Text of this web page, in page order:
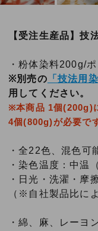
【受注生産品】技
・粉体染料200g/
※別売の 「技法用
用してください。
※本商品 1個(200g)
4個(800g)が必要で
・全22色、混色可
・染色温度：中温
・日光・洗濯・摩
（※自社製品比に
・綿、麻、レーヨ